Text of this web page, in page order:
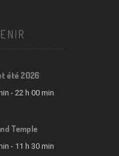
été 2026
- 22 h 00 min
Temple
- 11 h 30 min